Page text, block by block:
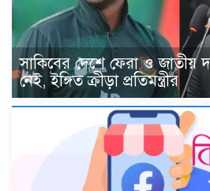
সাকিবের দেশে ফেরা ও জাতীয়
নেই, ইঙ্গিত ক্রীড়া প্রতিমন্ত্রীর